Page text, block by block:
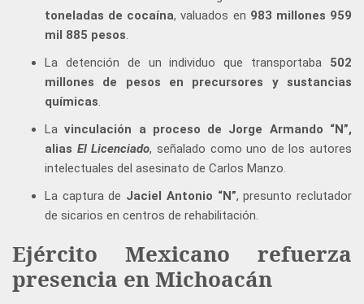
toneladas de cocaína, valuados en 983 millones 959
mil 885 pesos.
La detención de un individuo que transportaba 502
millones de pesos en precursores y sustancias
químicas.
Lavinculación a proceso de Jorge Armando “N”,
alias El Licenciado, señalado como uno de los autores
intelectuales del asesinato de Carlos Manzo.
La captura de Jaciel Antonio “N”, presunto reclutador
de sicarios en centros de rehabilitación.
Ejército Mexicano refuerza
presencia en Michoacán